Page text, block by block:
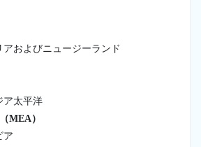
アおよびニュージーランド
ア太平洋
MEA）
ア